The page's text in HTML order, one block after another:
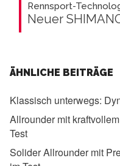
Rennsport-
Neuer
ÄHNLICHE BEITRÄGE
Klassisch unterwegs:
Allrounder mit
Test
Solider Allrounder mit